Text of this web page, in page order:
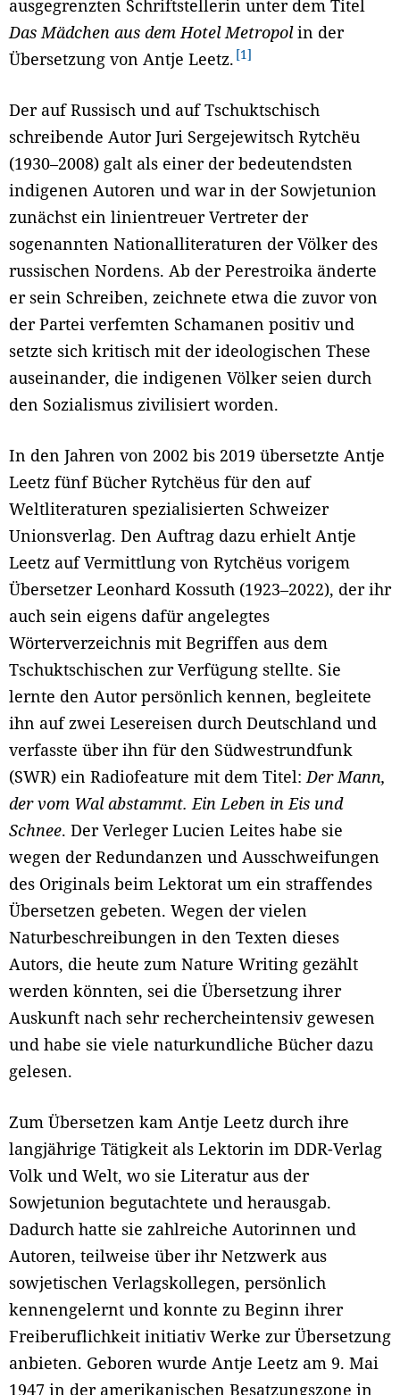
ausgegrenzten Schriftstellerin unter dem Titel
Das Mädchen aus dem Hotel Metropolin der
Übersetzung von Antje Leetz. 1
Der auf Russisch und auf Tschuktschisch
schreibende Autor Juri Sergejewitsch Rytchëu
(1930–2008) galt als einer der bedeutendsten
indigenen Autoren und war in der Sowjetunion
zunächst ein linientreuer Vertreter der
sogenannten Nationalliteraturen der Völker des
russischen Nordens. Ab der Perestroika änderte
er sein Schreiben, zeichnete etwa die zuvor von
der Partei verfemten Schamanen positiv und
setzte sich kritisch mit der ideologischen These
auseinander, die indigenen Völker seien durch
den Sozialismus zivilisiert worden.
In den Jahren von 2002 bis 2019 übersetzte Antje
Leetz fünf Bücher Rytchëus für den auf
Weltliteraturen spezialisierten Schweizer
Unionsverlag. Den Auftrag dazu erhielt Antje
Leetz auf Vermittlung von Rytchëus vorigem
Übersetzer Leonhard Kossuth (1923–2022), der ihr
auch sein eigens dafür angelegtes
Wörterverzeichnis mit Begriffen aus dem
Tschuktschischen zur Verfügung stellte. Sie
lernte den Autor persönlich kennen, begleitete
ihn auf zwei Lesereisen durch Deutschland und
verfasste über ihn für den Südwestrundfunk
(SWR) ein Radiofeature mit dem Titel: Der Mann,
der vom Wal abstammt. Ein Leben in Eis und
Schnee. Der Verleger Lucien Leites habe sie
wegen der Redundanzen und Ausschweifungen
des Originals beim Lektorat um ein straffendes
Übersetzen gebeten. Wegen der vielen
Naturbeschreibungen in den Texten dieses
Autors, die heute zum Nature Writing gezählt
werden könnten, sei die Übersetzung ihrer
Auskunft nach sehr rechercheintensiv gewesen
und habe sie viele naturkundliche Bücher dazu
gelesen.
Zum Übersetzen kam Antje Leetz durch ihre
langjährige Tätigkeit als Lektorin im DDR-Verlag
Volk und Welt, wo sie Literatur aus der
Sowjetunion begutachtete und herausgab.
Dadurch hatte sie zahlreiche Autorinnen und
Autoren, teilweise über ihr Netzwerk aus
sowjetischen Verlagskollegen, persönlich
kennengelernt und konnte zu Beginn ihrer
Freiberuflichkeit initiativ Werke zur Übersetzung
anbieten. Geboren wurde Antje Leetz am 9. Mai
1947 in der amerikanischen Besatzungszone in